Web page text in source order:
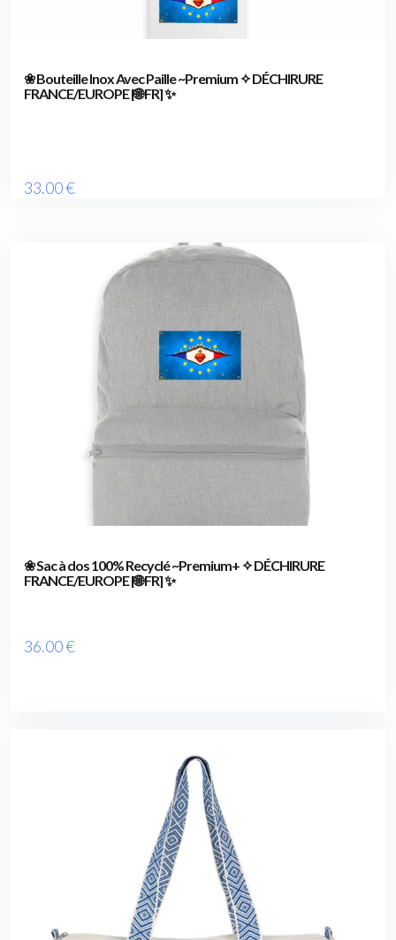
❀ Bouteille Inox Avec Paille ~Premium ✧ DÉCHIRURE
FRANCE/EUROPE [🌐 FR] ✨
33.00€
❀ Sac à dos 100% Recyclé ~Premium+ ✧ DÉCHIRURE
FRANCE/EUROPE [🌐 FR] ✨
36.00€